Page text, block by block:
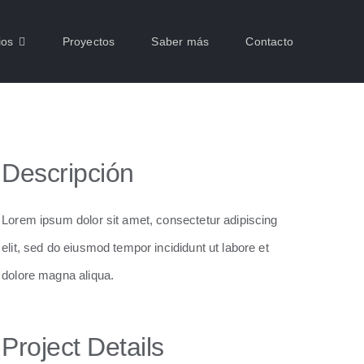
Proyectos Saber más Contacto
Descripción
Lorem ipsum dolor sit amet, consectetur adipiscing
elit, sed do eiusmod tempor incididunt ut labore et
dolore magna aliqua.
Project Details